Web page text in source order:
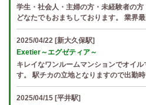
学生・社会人・主婦の方・未経験者の方
どなたでもおまちしております。 業界
2025/04/22 [新大久保駅]
Exetier～エグゼティア～
キレイなワンルームマンションでオイ
す。 駅チカの立地となりますので出勤
2025/04/15 [平井駅]